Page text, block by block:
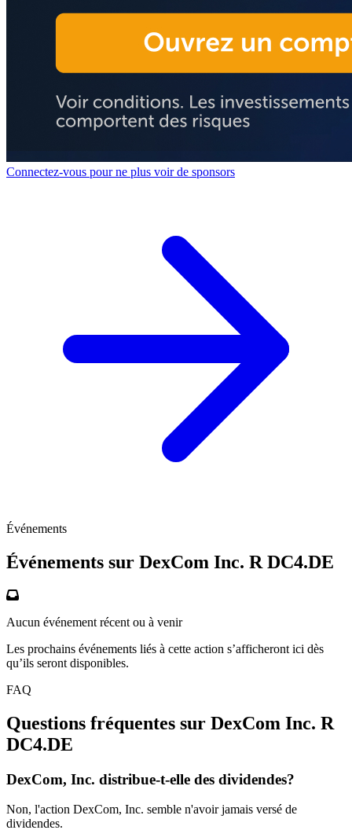
Connectez-vous pour ne plus voir de sponsors
Événements
Événements sur DexCom Inc. R DC4.DE
Aucun événement récent ou à venir
Les prochains événements liés à cette action s’afficheront ici dès
qu’ils seront disponibles.
FAQ
Questions fréquentes sur DexCom Inc. R
DC4.DE
DexCom, Inc. distribue-t-elle des dividendes?
Non, l'action DexCom, Inc. semble n'avoir jamais versé de
dividendes.